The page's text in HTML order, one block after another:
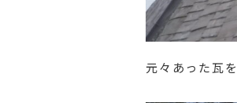
元々あった瓦